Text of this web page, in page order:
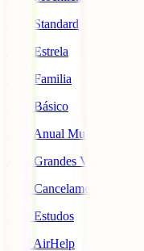
IATI Standard
IATI Estrela
IATI Familia
IATI Básico
IATI Anual Multiviagem
IATI Grandes Viajantes
IATI Cancelamento
IATI Estudos
IATI AirHelp